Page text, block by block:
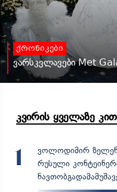
ქრონიკები
ვარსკვლავები Met
კვირის ყველაზე
1
ვოლოდიმირ
რუსული